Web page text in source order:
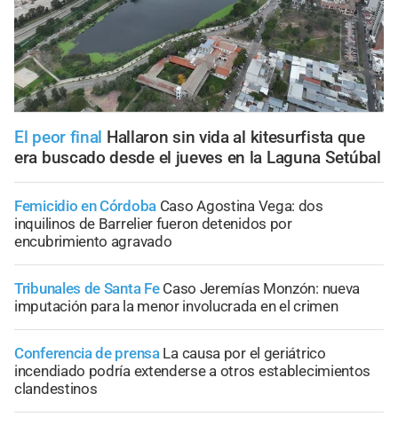
El peor final Hallaron sin vida al kitesurfista que
era buscado desde el jueves en la Laguna Setúbal
Femicidio en Córdoba Caso Agostina Vega: dos
inquilinos de Barrelier fueron detenidos por
encubrimiento agravado
Tribunales de Santa Fe Caso Jeremías Monzón: nueva
imputación para la menor involucrada en el crimen
Conferencia de prensa La causa por el geriátrico
incendiado podría extenderse a otros establecimientos
clandestinos